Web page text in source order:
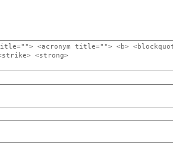
<acronym title=""> <b>
<strong>